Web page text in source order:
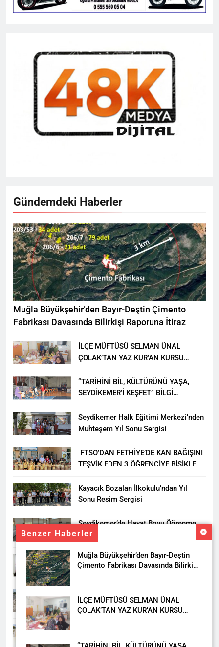
Benzer Haberler
Muğla Büyükşehir’den Bayır-Deştin
Çimento Fabrikası Davasında Bilirkişi
İLÇE MÜFTÜSÜ SELMAN ÜNAL
ÇOLAK’TAN YAZ KUR’AN KURSU
Gündemdeki Haberler
Muğla Büyükşehir’den Bayır-Deştin Çimento
Fabrikası Davasında Bilirkişi Raporuna İtiraz
İLÇE MÜFTÜSÜ SELMAN ÜNAL
ÇOLAK’TAN YAZ KUR’AN KURSU
“TARİHİNİ BİL, KÜLTÜRÜNÜ YAŞA,
SEYDİKEMER’İ KEŞFET” BİLGİ
Seydikemer Halk Eğitimi Merkezi’nden
Muhteşem Yıl Sonu Sergisi
FTSO’DAN FETHİYE’DE KAN BAĞIŞINI
TEŞVİK EDEN 3 ÖĞRENCİYE BİSİKLET
Kayacık Bozalan İlkokulu’ndan Yıl
Sonu Resim Sergisi
Seydikemer’de Hayat Boyu Öğrenme
Haftası Kadıköy Sergisiyle Başladı
DALAMAN KENT PARK PROJESİ İÇİN
BAŞKAN DURMUŞ’A YETKİ VERİLDİ
Seydikemer’de Akçay Deresi Tepkisi
Büyüyor: “Yetkililer Vatandaşın Sesini
Duysun”
Tutuklama